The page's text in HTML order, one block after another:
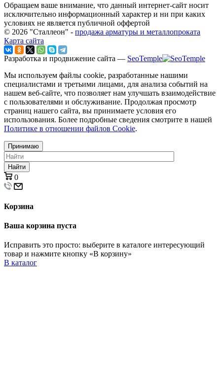
Обращаем ваше внимание, что данный интернет-сайт носит
исключительно информационный характер и ни при каких
условиях не является публичной оффертой
© 2026 "Сталлеон" - продажа арматуры и металлопроката
Карта сайта
Разработка и продвижение сайта — SeoTemple
Мы используем файлы cookie, разработанные нашими
специалистами и третьими лицами, для анализа событий на
нашем веб-сайте, что позволяет нам улучшать взаимодействие
с пользователями и обслуживание. Продолжая просмотр
страниц нашего сайта, вы принимаете условия его
использования. Более подробные сведения смотрите в нашей
Политике в отношении файлов Cookie.
Принимаю
Найти
0
Корзина
Ваша корзина пуста
Исправить это просто: выберите в каталоге интересующий
товар и нажмите кнопку «В корзину»
В каталог